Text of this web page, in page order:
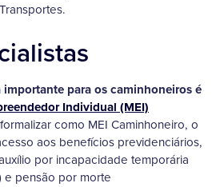
para os caminhoneiros é
Individual (MEI)
como MEI Caminhoneiro, o
aos benefícios previdenciários,
por incapacidade temporária
e pensão por morte